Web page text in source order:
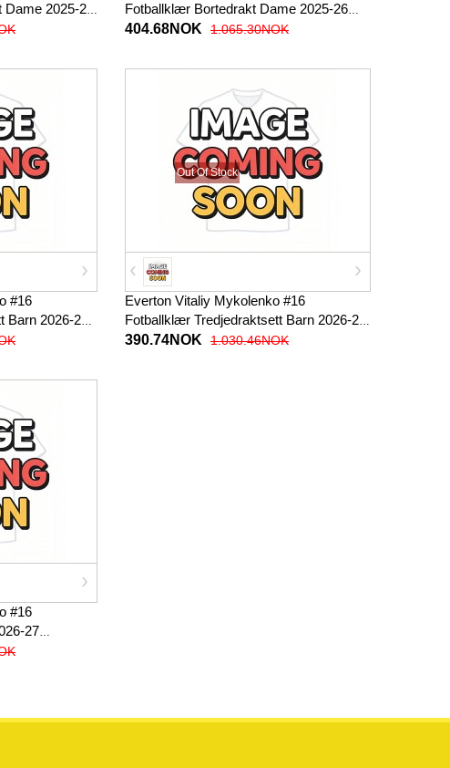
2025-26
Fotballklær Bortedrakt Dame 2025-26
Kortermet
404.68NOK 1.065.30NOK
#16
2026-27
Out Of Stock
Everton Vitaliy Mykolenko #16
Fotballklær Tredjedraktsett Barn 2026-27
Kortermet (+ korte bukser)
390.74NOK 1.030.46NOK
#16
27